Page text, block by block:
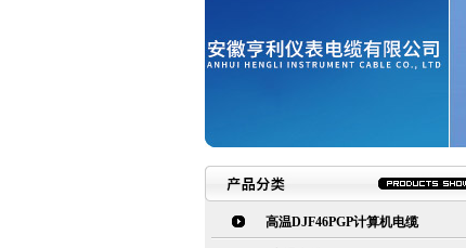
高温DJF46PGP计算机电缆